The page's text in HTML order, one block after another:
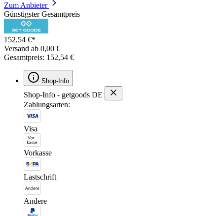
Zum Anbieter
Günstigster Gesamtpreis
152,54 €*
Versand ab 0,00 €
Gesamtpreis: 152,54 €
Shop-Info
Shop-Info - getgoods DE
Zahlungsarten:
Visa
Vorkasse
Lastschrift
Andere